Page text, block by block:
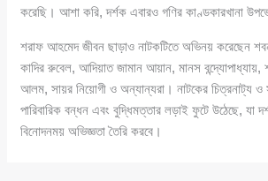
করেছি। আশা করি, দর্শক এবারও গণির কাণ্ডকারখানা
শরাফ আহমেদ জীবন ছাড়াও নাটকটিতে অভিনয় করেছেন
কাদির রুবেল, আদিয়াত জামান আয়ান, মানস বন্দ্যোপাধ্যায়,
আলম, সায়র নিয়োগী ও অন্যান্যরা। নাটকের চিত্রনাট্য ও
পারিবারিক বন্ধন এবং বুদ্ধিমত্তার লড়াই ফুটে উঠেছে, যা
বিনোদনময় অভিজ্ঞতা তৈরি করবে।